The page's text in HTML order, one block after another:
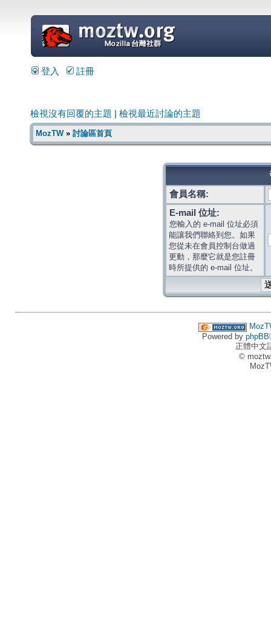
=
登入 註冊
檢視沒有回覆的主題 檢視最近討論的主題
MozTW» 討論區首頁
會員名稱:
E-mail 位址:
您輸入的 e-mail 位址必須
能讓我們聯絡到您。如果
您從未在會員控制台做過
更動，那麼它就是您註冊
時所提供的 e-mail 位址。
Powered by phpBB
正體中文
©